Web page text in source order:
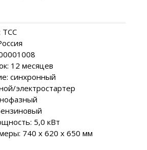
ТСС
12 месяцев
синхронный
электростартер
5,0 кВт
740 х 620 х 650 мм